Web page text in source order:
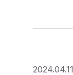
2024.04.11